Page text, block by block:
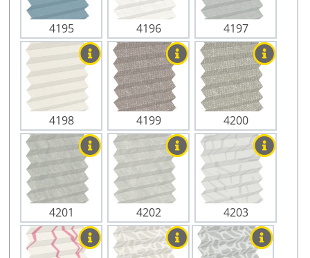
4195 4196 4197
4198 4199 4200
4201 4202 4203